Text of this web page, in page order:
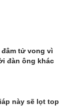
tử vong vì
đàn ông khác
này sẽ lọt top